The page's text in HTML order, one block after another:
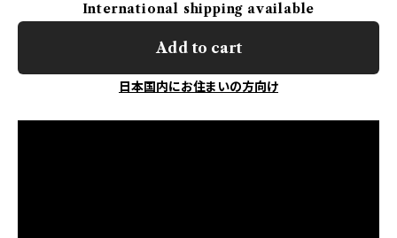
International shipping available
Add to cart
日本国内にお住まいの方向け